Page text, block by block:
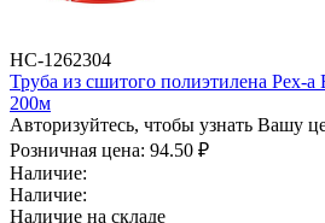
НС-1262304
Труба из сшитого полиэтилена Pex-a
200м
Авторизуйтесь, чтобы узнать Вашу
Розничная цена: 94.50 ₽
Наличие:
Наличие:
Наличие на складе